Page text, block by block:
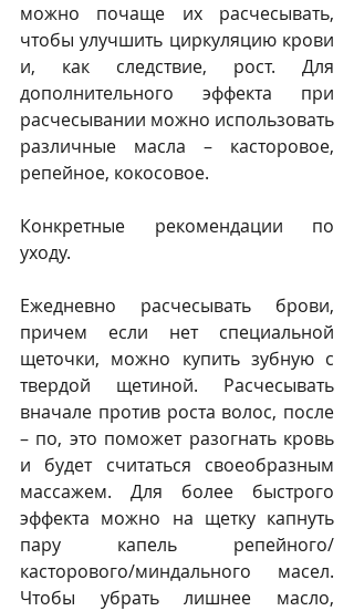
можно почаще их расчесывать,
чтобы улучшить циркуляцию крови
и, как следствие, рост. Для
дополнительного эффекта при
расчесывании можно использовать
различные масла – касторовое,
репейное, кокосовое.
Конкретные рекомендации по
уходу.
Ежедневно расчесывать брови,
причем если нет специальной
щеточки, можно купить зубную с
твердой щетиной. Расчесывать
вначале против роста волос, после
– по, это поможет разогнать кровь
и будет считаться своеобразным
массажем. Для более быстрого
эффекта можно на щетку капнуть
пару капель репейного/
касторового/миндального масел.
Чтобы убрать лишнее масло,